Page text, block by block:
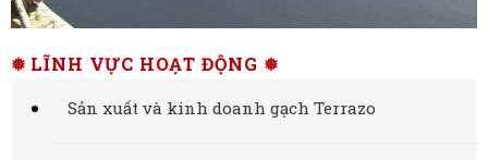
❅ LĨNH VỰC HOẠT ĐỘNG ❅
Sản xuất và kinh doanh gạch Terrazo